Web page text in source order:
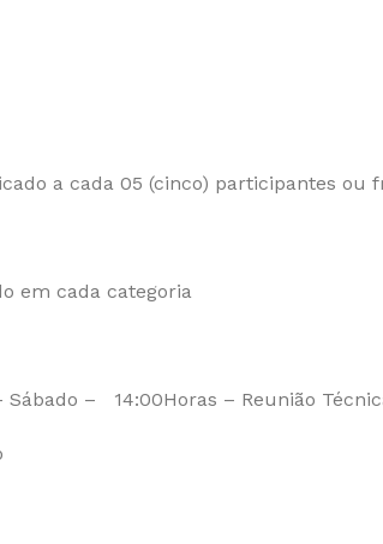
a cada 05 (cinco) participantes ou
em cada categoria
Sábado – 14:00Horas – Reunião